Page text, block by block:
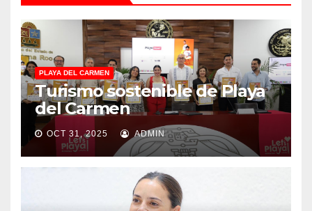
PLAYA DEL CARMEN
Turismo sostenible de Playa
del Carmen
OCT 31, 2025 ADMIN